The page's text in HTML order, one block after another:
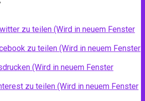
zu teilen (Wird in neuem Fenster
zu teilen (Wird in neuem Fenster
(Wird in neuem Fenster
zu teilen (Wird in neuem Fenster